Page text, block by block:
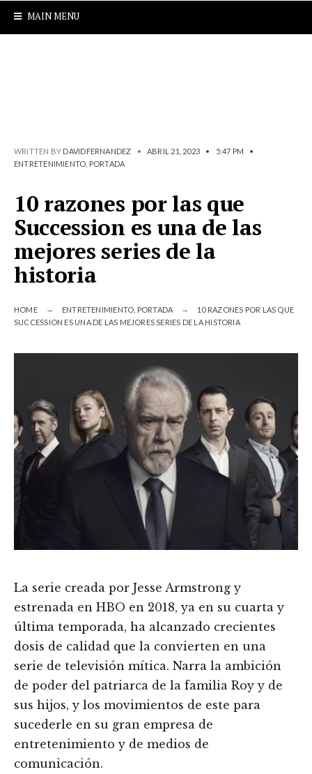
MAIN MENU
WRITTEN BY DAVIDFERNANDEZ • ABRIL 21, 2023 • 5:47 PM
•
ENTRETENIMIENTO PORTADA
10 razones por las que
Succession es una de las
mejores series de la
historia
HOME ENTRETENIMIENTO PORTADA
10 RAZONES POR LAS QUE
SUCCESSION ES UNA DE LAS MEJORES SERIES DE LA HISTORIA
La serie creada por Jesse Armstrong y
estrenada en HBO en 2018, ya en su cuarta y
última temporada, ha alcanzado crecientes
dosis de calidad que la convierten en una
serie de televisión mítica. Narra la ambición
de poder del patriarca de la familia Roy y de
sus hijos, y los movimientos de este para
sucederle en su gran empresa de
entretenimiento y de medios de
comunicación.